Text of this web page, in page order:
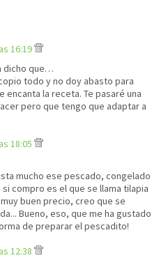
16:19
dicho que…
todo y no doy abasto para
encanta la receta. Te pasaré una
pero que tengo que adaptar a
18:05
mucho ese pescado, congelado
compro es el que se llama tilapia
buen precio, creo que se
Bueno, eso, que me ha gustado
de preparar el pescadito!
12:38